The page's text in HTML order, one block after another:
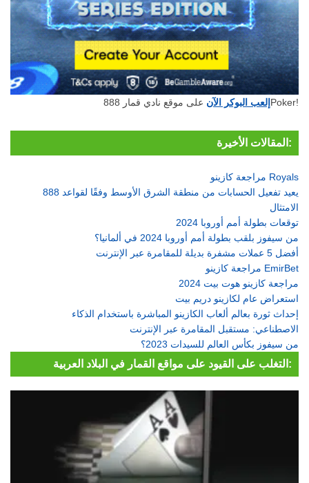
إلعب البوكر الآن على موقع نادي قمار 888Poker!
المقالات الأخيرة:
مراجعة كازينو Royals
888 يعيد تفعيل الحسابات من منطقة الشرق الأوسط وفقًا لقواعد
الامتثال
توقعات بطولة أمم أوروبا 2024
من سيفوز بلقب بطولة أمم أوروبا 2024 في ألمانيا؟
أفضل 5 عملات مشفرة بديلة للمقامرة عبر الإنترنت
مراجعة كازينو EmirBet
مراجعة كازينو هوت بيت 2024
استعراض عام لكازينو دريم بيت
إحداث ثورة بعالم ألعاب الكازينو المباشرة باستخدام الذكاء
الاصطناعي: مستقبل المقامرة عبر الإنترنت
من سيفوز بكأس العالم للسيدات 2023؟
التغلب على القيود على مواقع القمار في البلاد العربية: